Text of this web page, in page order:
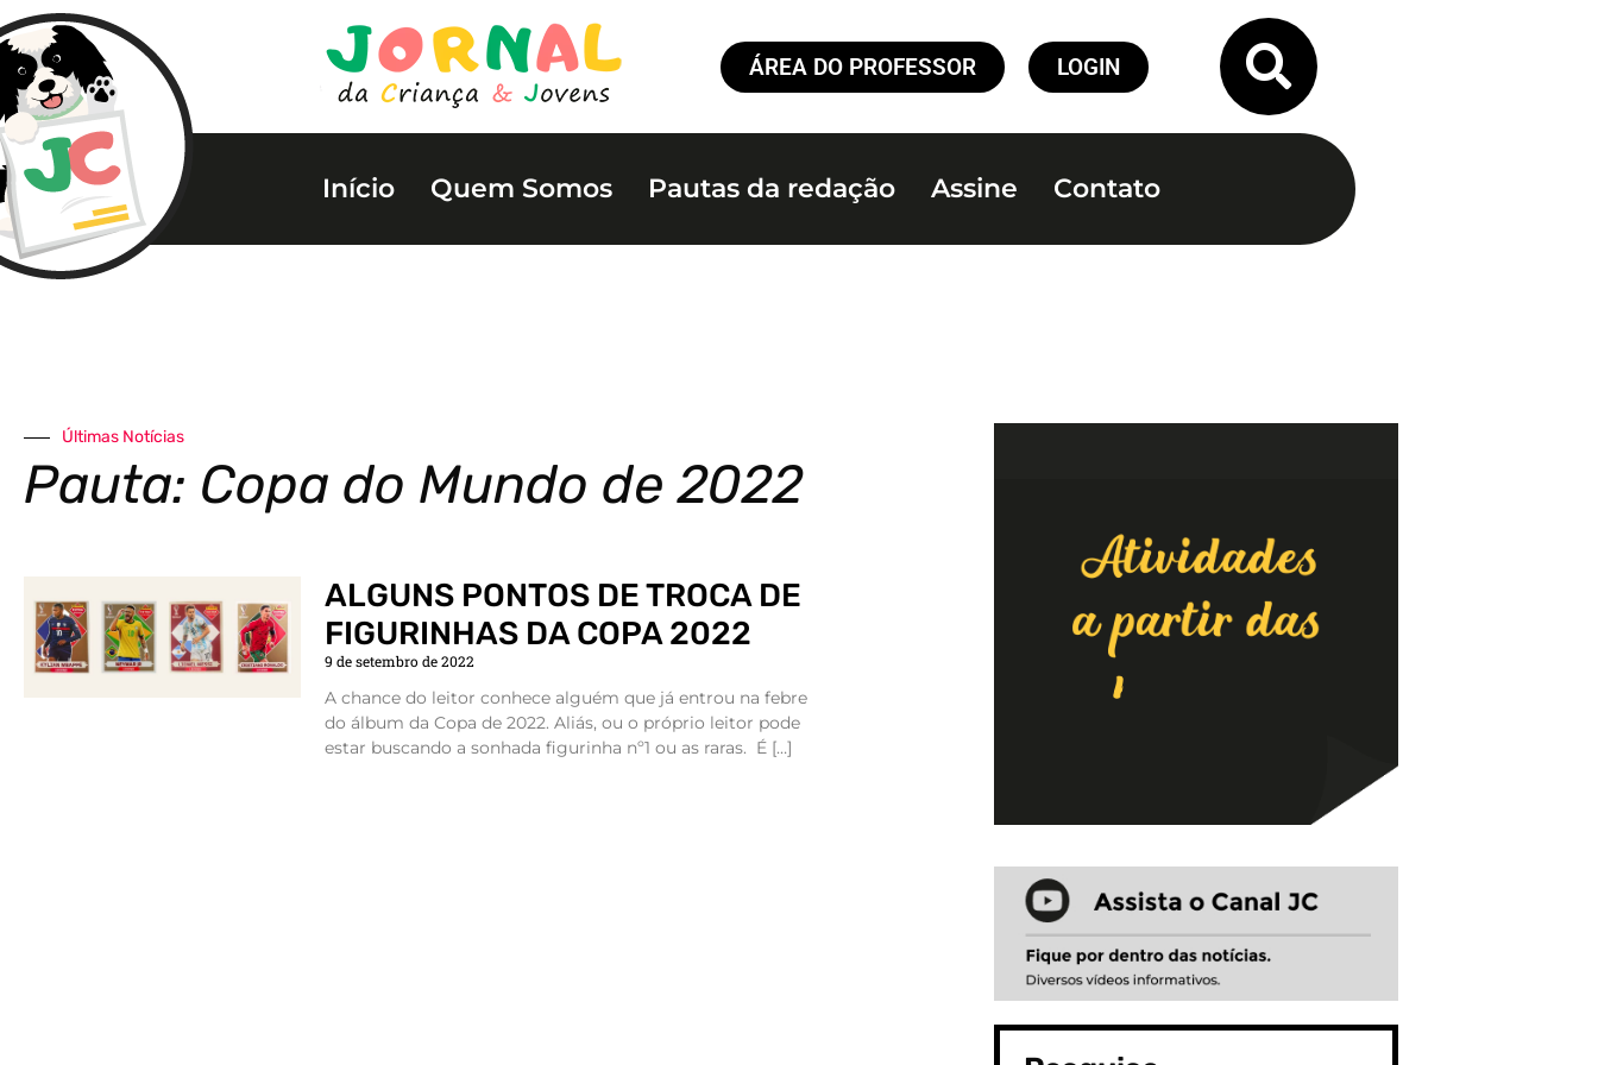
ÁREA DO PROFESSOR LOGIN
Início Quem Somos Pautas da redação Assine Contato
Últimas Notícias
Pauta: Copa do Mundo de 2022
ALGUNS PONTOS DE TROCA DE
FIGURINHAS DA COPA 2022
9 de setembro de 2022
A chance do leitor conhece alguém que já entrou na febre
do álbum da Copa de 2022. Aliás, ou o próprio leitor pode
estar buscando a sonhada figurinha nº1 ou as raras. É […]